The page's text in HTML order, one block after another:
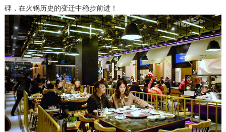
碑，在火锅历史的变迁中稳步前进！